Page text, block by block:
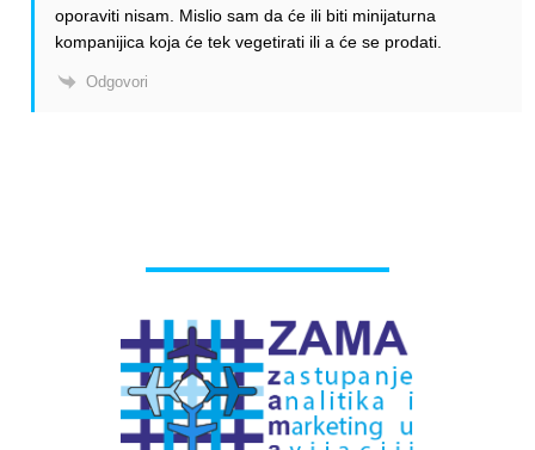
oporaviti nisam. Mislio sam da će ili biti minijaturna
kompanijica koja će tek vegetirati ili a će se prodati.
Odgovori